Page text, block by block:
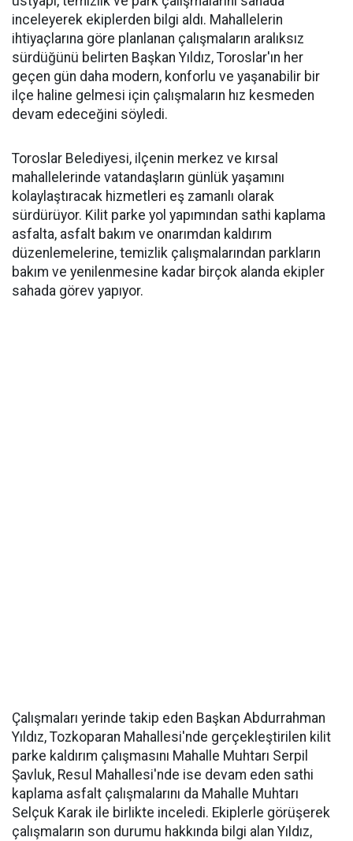
inceleyerek ekiplerden bilgi aldı. Mahallelerin
ihtiyaçlarına göre planlanan çalışmaların aralıksız
sürdüğünü belirten Başkan Yıldız, Toroslar'ın her
geçen gün daha modern, konforlu ve yaşanabilir bir
ilçe haline gelmesi için çalışmaların hız kesmeden
devam edeceğini söyledi.
Toroslar Belediyesi, ilçenin merkez ve kırsal
mahallelerinde vatandaşların günlük yaşamını
kolaylaştıracak hizmetleri eş zamanlı olarak
sürdürüyor. Kilit parke yol yapımından sathi kaplama
asfalta, asfalt bakım ve onarımdan kaldırım
düzenlemelerine, temizlik çalışmalarından parkların
bakım ve yenilenmesine kadar birçok alanda ekipler
sahada görev yapıyor.
Çalışmaları yerinde takip eden Başkan Abdurrahman
Yıldız, Tozkoparan Mahallesi'nde gerçekleştirilen kilit
parke kaldırım çalışmasını Mahalle Muhtarı Serpil
Şavluk, Resul Mahallesi'nde ise devam eden sathi
kaplama asfalt çalışmalarını da Mahalle Muhtarı
Selçuk Karak ile birlikte inceledi. Ekiplerle görüşerek
çalışmaların son durumu hakkında bilgi alan Yıldız,